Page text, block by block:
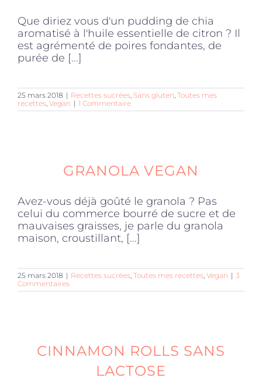
Que diriez vous d'un pudding de chia
aromatisé à l'huile essentielle de citron ? Il
est agrémenté de poires fondantes, de
purée de [...]
25 mars 2018 | Recettes sucrées, Sans gluten, Toutes mes
recettes, Vegan | 1 Commentaire
GRANOLA VEGAN
Avez-vous déjà goûté le granola ? Pas
celui du commerce bourré de sucre et de
mauvaises graisses, je parle du granola
maison, croustillant, [...]
25 mars 2018 | Recettes sucrées, Toutes mes recettes, Vegan | 3
Commentaires
CINNAMON ROLLS SANS
LACTOSE